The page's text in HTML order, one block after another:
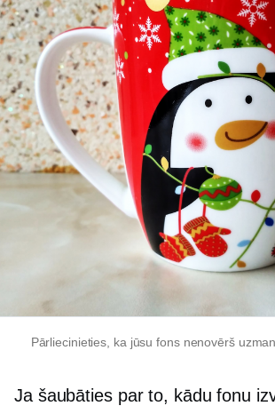
Pārliecinieties, ka jūsu fons nenovērš
Ja šaubāties par to, kādu fonu